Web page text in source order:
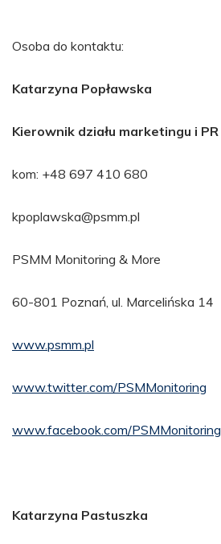
Osoba do kontaktu:
Katarzyna Popławska
Kierownik działu marketingu i PR
kom: +48 697 410 680
kpoplawska@psmm.pl
PSMM Monitoring & More
60-801 Poznań, ul. Marcelińska 14
www.psmm.pl
www.twitter.com/PSMMonitoring
www.facebook.com/PSMMonitoring
Katarzyna Pastuszka